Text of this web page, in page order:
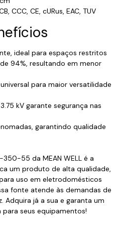
CCC, CE, cURus, EAC, TUV
ideal para espaços restritos
94%, resultando em menor
para maior versatilidade
kV garante segurança nas
garantindo qualidade
350-55 da MEAN WELL é a
um produto de alta qualidade,
uso em eletrodomésticos
fonte atende às demandas de
Adquira já a sua e garanta um
seus equipamentos!